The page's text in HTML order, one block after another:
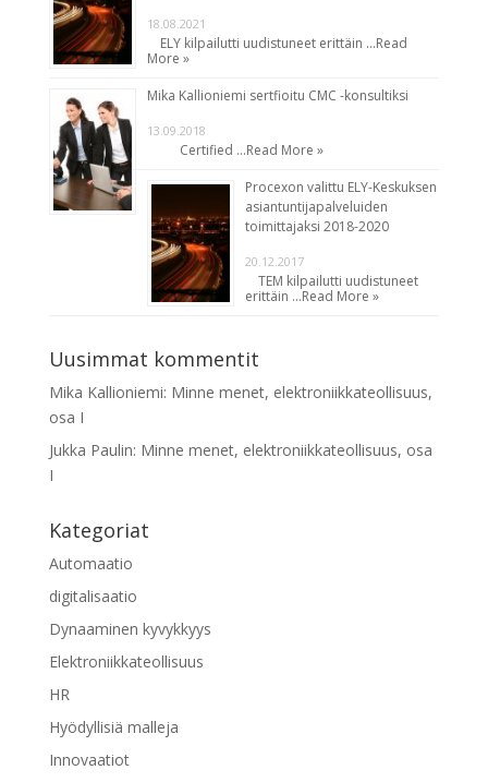
18.08.2021
ELY kilpailutti uudistuneet erittäin …Read
More »
Mika Kallioniemi sertfioitu CMC -konsultiksi
13.09.2018
Certified …Read More »
Procexon valittu ELY-Keskuksen
asiantuntijapalveluiden
toimittajaksi 2018-2020
20.12.2017
TEM kilpailutti uudistuneet
erittäin …Read More »
Uusimmat kommentit
Mika Kallioniemi: Minne menet, elektroniikkateollisuus,
osa I
Jukka Paulin: Minne menet, elektroniikkateollisuus, osa
I
Kategoriat
Automaatio
digitalisaatio
Dynaaminen kyvykkyys
Elektroniikkateollisuus
HR
Hyödyllisiä malleja
Innovaatiot